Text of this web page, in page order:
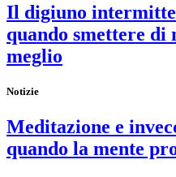
Il digiuno
quando smettere di
meglio
Notizie
Meditazione e
quando la mente